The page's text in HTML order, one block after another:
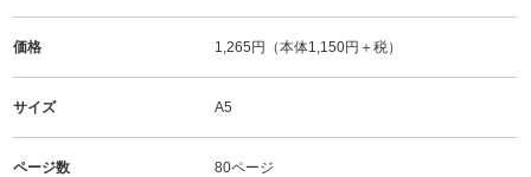
価格 1,265円（本体1,150円＋税）
サイズ A5
ページ数 80ページ